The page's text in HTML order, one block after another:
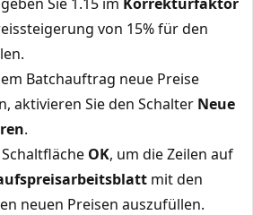
von 15% für den
Batchauftrag neue Preise
aktivieren Sie den Schalter Neue
.
OK, um die Zeilen auf
mit den
neuen Preisen auszufüllen.